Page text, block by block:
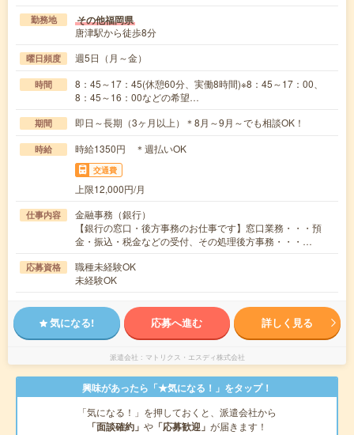
勤務地 その他福岡県
唐津駅から徒歩8分
曜日頻度 週5日（月～金）
時間
8：45～17：45(休憩60分、実働8時間)※8：45～17：00、
8：45～16：00などの希望…
期間 即日～長期（3ヶ月以上）＊8月～9月～でも相談OK！
時給 時給1350円 ＊週払いOK
交通費
上限12,000円/月
仕事内容
金融事務（銀行）
【銀行の窓口・後方事務のお仕事です】窓口業務・・・預
金・振込・税金などの受付、その処理後方事務・・・…
応募資格
職種未経験OK
未経験OK
気になる! 応募へ進む 詳しく見る
派遣会社 マトリクス・エスディ株式会社
興味があったら「★気になる！」をタップ！
「気になる！」を押しておくと、派遣会社から
「面談確約」 や 「応募歓迎」 が届きます！